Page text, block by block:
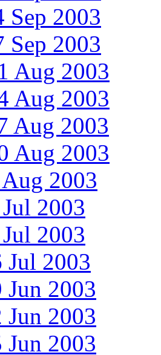
Sep 2003
Sep 2003
Aug 2003
Aug 2003
Aug 2003
Aug 2003
2003
2003
2003
Jul 2003
Jun 2003
Jun 2003
Jun 2003